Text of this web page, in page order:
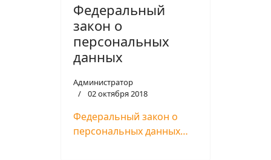
Федеральный
закон о
персональных
данных
Администратор
02 октября 2018
Федеральный закон о
персональных данных…